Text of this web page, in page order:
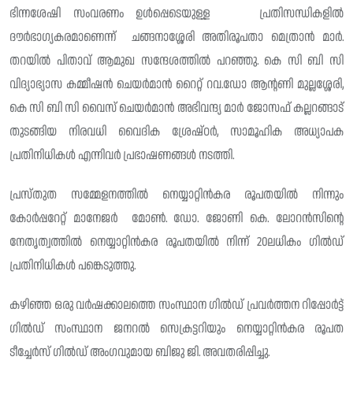
ഭിന്നശേഷി സംവരണം ഉൾപ്പെടെയുള്ള പ്രതിസന്ധികളിൽ
ദൗർഭാഗ്യകരമാണെന്ന് ചങ്ങനാശ്ശേരി അതിരൂപതാ മെത്രാൻ മാർ.
തറയിൽ പിതാവ് ആമുഖ സന്ദേശത്തിൽ പറഞ്ഞു. കെ സി ബി സി
വിദ്യാഭ്യാസ കമ്മീഷൻ ചെയർമാൻ റൈറ്റ് റവ.ഡോ ആന്റണി മുല്ലശ്ശേരി,
കെ സി ബി സി വൈസ് ചെയർമാൻ അഭിവന്ദ്യ മാർ ജോസഫ് കല്ലറങ്ങാട്
തുടങ്ങിയ നിരവധി വൈദിക ശ്രേഷ്ഠർ, സാമൂഹിക അധ്യാപക
പ്രതിനിധികൾ എന്നിവർ പ്രഭാഷണങ്ങൾ നടത്തി.
പ്രസ്തുത സമ്മേളനത്തിൽ നെയ്യാറ്റിൻകര രൂപതയിൽ നിന്നും
കോർപ്പറേറ്റ് മാനേജർ മോൺ. ഡോ. ജോണി കെ. ലോറൻസിന്റെ
നേതൃത്വത്തിൽ നെയ്യാറ്റിൻകര രൂപതയിൽ നിന്ന് 20ലധികം ഗിൽഡ്
പ്രതിനിധികൾ പങ്കെടുത്തു.
കഴിഞ്ഞ ഒരു വർഷക്കാലത്തെ സംസ്ഥാന ഗിൽഡ് പ്രവർത്തന റിപ്പോർട്ട്‌
ഗിൽഡ് സംസ്ഥാന ജനറൽ സെക്രട്ടറിയും നെയ്യാറ്റിൻകര രൂപത
ടീച്ചേർസ് ഗിൽഡ് അംഗവുമായ ബിജു ജി. അവതരിപ്പിച്ചു.